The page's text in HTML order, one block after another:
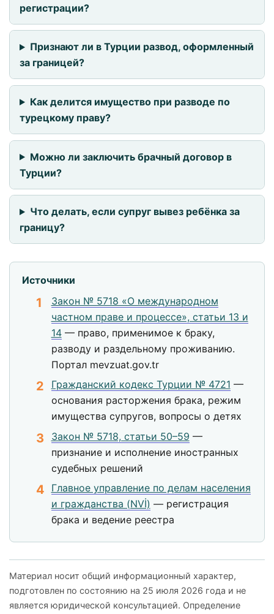
регистрации?
Признают ли в Турции развод, оформленный
за границей?
Как делится имущество при разводе по
турецкому праву?
Можно ли заключить брачный договор в
Турции?
Что делать, если супруг вывез ребёнка за
границу?
Источники
Закон № 5718 «О международном
частном праве и процессе», статьи 13 и
14— право, применимое к браку,
разводу и раздельному проживанию.
Портал mevzuat.gov.tr
Гражданский кодекс Турции № 4721 —
основания расторжения брака, режим
имущества супругов, вопросы о детях
Закон № 5718, статьи 50–59 —
признание и исполнение иностранных
судебных решений
Главное управление по делам населения
и гражданства (NVİ) — регистрация
брака и ведение реестра
Материал носит общий информационный характер,
подготовлен по состоянию на 25 июля 2026 года и не
является юридической консультацией. Определение